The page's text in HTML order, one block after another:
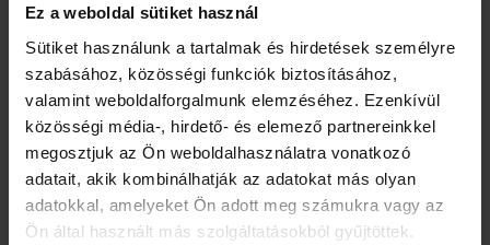
Ez a weboldal sütiket használ
Sütiket használunk a tartalmak és hirdetések személyre
szabásához, közösségi funkciók biztosításához,
valamint weboldalforgalmunk elemzéséhez. Ezenkívül
közösségi média-, hirdető- és elemező partnereinkkel
megosztjuk az Ön weboldalhasználatra vonatkozó
adatait, akik kombinálhatják az adatokat más olyan
adatokkal, amelyeket Ön adott meg számukra vagy az
Ön által használt más szolgáltatásokból gyűjtöttek.
többféle lehet, kezelésük a betegség eredetétől függ. A
mivel a gyulladás komolyabb szövődményeket is okozhat”
– mondta dr. Csidey Mária, a Budai Egészségközpont
szemész szakorvosa.
A fertőzéses kötőhártya-gyulladás
vírusos,